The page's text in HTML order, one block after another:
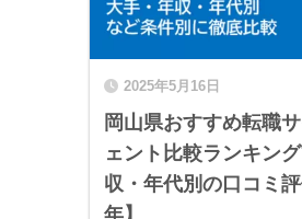
2025年5月16日
岡山県おすすめ転職
ェント比較ランキン
収・年代別の口コミ